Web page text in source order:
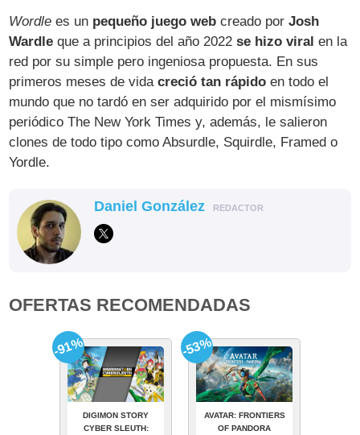
Wordle es un pequeño juego web creado porJosh
Wardle que a principios del año 2022se hizo viral en la
red por su simple pero ingeniosa propuesta. En sus
primeros meses de vidacreció tan rápido en todo el
mundo que no tardó en ser adquirido por el mismísimo
periódico The New York Times y, además, le salieron
clones de todo tipo como Absurdle, Squirdle, Framed o
Yordle.
Daniel González REDACTOR
OFERTAS RECOMENDADAS
DIGIMON STORY
CYBER SLEUTH:
-91%
AVATAR: FRONTIERS
OF PANDORA
-53%